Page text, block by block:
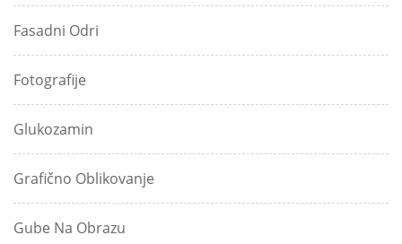
Fasadni Odri
Fotografije
Glukozamin
Grafično Oblikovanje
Gube Na Obrazu